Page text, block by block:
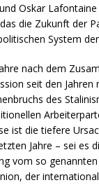
Oskar
die Zukunft der
System
nach dem
seit den
des
ist die tiefere
Jahre – sei es
vom so
der